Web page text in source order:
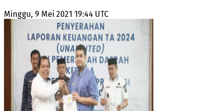
Minggu, 9 Mei 2021 19:44 UTC